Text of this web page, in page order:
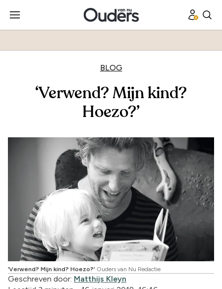
BLOG
‘Verwend? Mijn kind?
Hoezo?’
‘Verwend? Mijn kind? Hoezo?’ Ouders van Nu Redactie
Geschreven door: Matthijs Kleyn